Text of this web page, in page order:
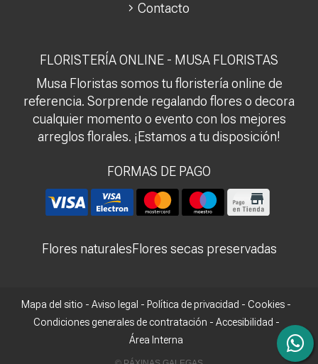
FLORISTERÍA ONLINE - MUSA FLORISTAS
Musa Floristas somos tu floristería online de
referencia. Sorprende regalando flores o decora
cualquier momento o evento con los mejores
arreglos florales. ¡Estamos a tu disposición!
FORMAS DE PAGO
Contacto
Flores naturalesFlores secas preservadas
Mapa del sitio - Aviso legal - Política de privacidad - Cookies -
Condiciones generales de contratación - Accesibilidad -
Área Interna